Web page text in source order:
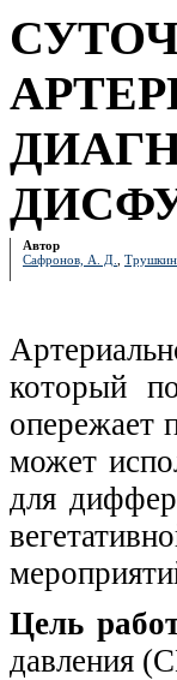
Автор
Сафронов, А. Д.
который
опережает
может
для
Цель
давления